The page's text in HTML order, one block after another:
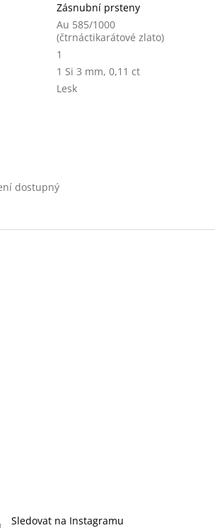
Zásnubní prsteny
Au 585/1000
(čtrnáctikarátové zlato)
1
1 Si 3 mm, 0,11 ct
Lesk
dostupný
Sledovat na Instagramu